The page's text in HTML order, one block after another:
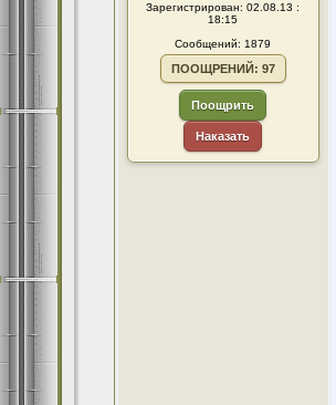
Зарегистрирован: 02.08.13 :
18:15
Сообщений: 1879
ПООЩРЕНИЙ: 97
Поощрить
Наказать